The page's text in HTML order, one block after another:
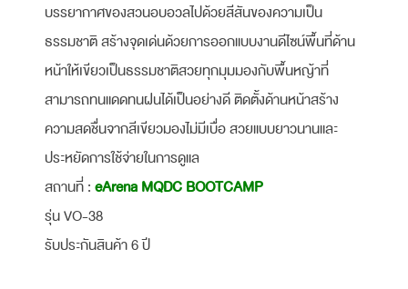
บรรยากาศของสวนอบอวลไปด้วยสีสันของความเป็น
ธรรมชาติ สร้างจุดเด่นด้วยการออกแบบงานดีไซน์พื้นที่ด้าน
หน้าให้เขียวเป็นธรรมชาติสวยทุกมุมมองกับพื้นหญ้าที่
สามารถทนแดดทนฝนได้เป็นอย่างดี ติดตั้งด้านหน้าสร้าง
ความสดชื่นจากสีเขียวมองไม่มีเบื่อ สวยแบบยาวนานและ
ประหยัดการใช้จ่ายในการดูแล
สถานที่ : eArena MQDC BOOTCAMP
รุ่น VO-38
รับประกันสินค้า 6 ปี